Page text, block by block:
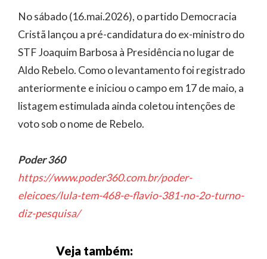
No sábado (16.mai.2026), o partido Democracia
Cristã lançou a pré-candidatura do ex-ministro do
STF Joaquim Barbosa à Presidência no lugar de
Aldo Rebelo. Como o levantamento foi registrado
anteriormente e iniciou o campo em 17 de maio, a
listagem estimulada ainda coletou intenções de
voto sob o nome de Rebelo.
Poder 360
https://www.poder360.com.br/poder-
eleicoes/lula-tem-468-e-flavio-381-no-2o-turno-
diz-pesquisa/
Veja também: